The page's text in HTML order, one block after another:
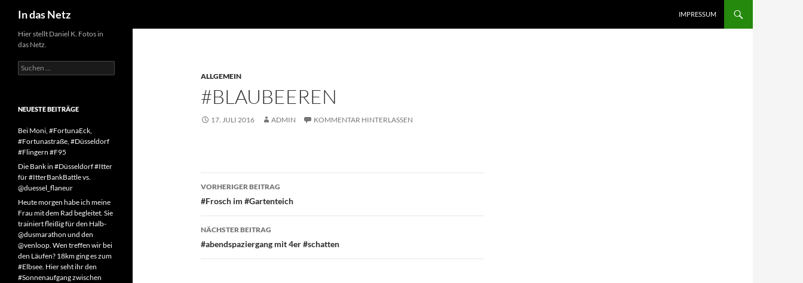
Inhalt
springen
In das Netz IMPRESSUM
ALLGEMEIN
#BLAUBEEREN
17. JULI 2016 ADMIN KOMMENTAR HINTERLASSEN
Beitragsnavigation
VORHERIGER BEITRAG
#Frosch im #Gartenteich
NÄCHSTER BEITRAG
#abendspaziergang mit 4er #schatten
Hier stellt Daniel K. Fotos in
das Netz.
Suchen
nach:
NEUESTE BEITRÄGE
Bei Moni, #FortunaEck,
#Fortunastraße, #Düsseldorf
#Flingern #F95
Die Bank in #Düsseldorf #Itter
für #ItterBankBattle vs.
@duessel_flaneur
Heute morgen habe ich meine
Frau mit dem Rad begleitet. Sie
trainiert fleißig für den Halb-
@dusmarathon und den
@venloop. Wen treffen wir bei
den Läufen? 18km ging es zum
#Elbsee. Hier seht ihr den
#Sonnenaufgang zwischen